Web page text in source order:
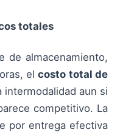
totales
de almacenamiento,
elcosto total de
intermodalidad aun si
competitivo. La
por entrega efectiva